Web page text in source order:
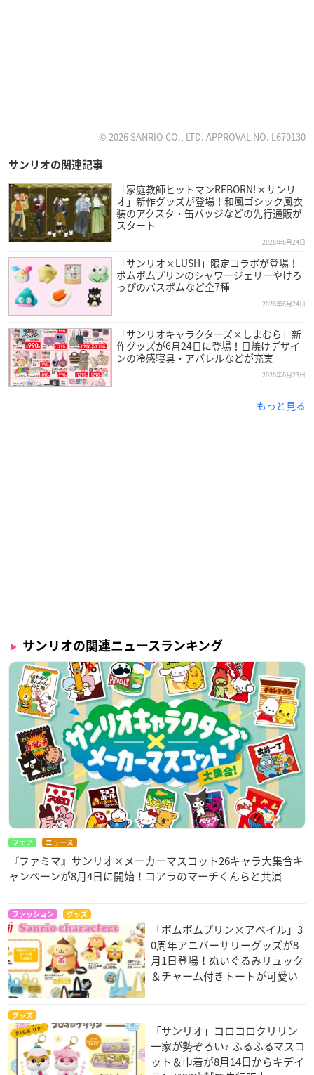
© 2026 SANRIO CO., LTD. APPROVAL NO. L670130
サンリオの関連記事
「家庭教師ヒットマンREBORN!×サンリ
オ」新作グッズが登場！和風ゴシック風衣
装のアクスタ・缶バッジなどの先行通販が
スタート
2026年6月24日
「サンリオ×LUSH」限定コラボが登場！
ポムポムプリンのシャワージェリーやけろ
っぴのバスボムなど全7種
2026年6月24日
「サンリオキャラクターズ×しまむら」新
作グッズが6月24日に登場！日焼けデザイ
ンの冷感寝具・アパレルなどが充実
2026年6月23日
もっと見る
サンリオの関連ニュースランキング
フェア ニュース
『ファミマ』サンリオ×メーカーマスコット26キャラ大集合キ
ャンペーンが8月4日に開始！コアラのマーチくんらと共演
ファッション グッズ
「ポムポムプリン×アベイル」3
0周年アニバーサリーグッズが8
月1日登場！ぬいぐるみリュック
＆チャーム付きトートが可愛い
グッズ
「サンリオ」コロコロクリリン
一家が勢ぞろい♪ ふるふるマスコ
ット＆巾着が8月14日からキデイ